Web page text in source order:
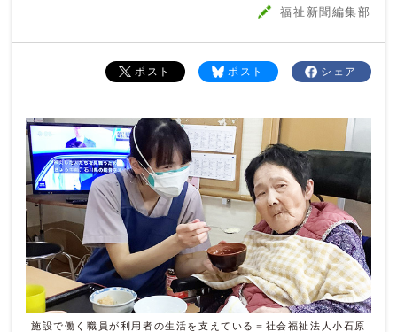
福祉新聞編集部
シェア
ポスト
ポスト
施設で働く職員が利用者の生活を支えている＝社会福祉法人小石原